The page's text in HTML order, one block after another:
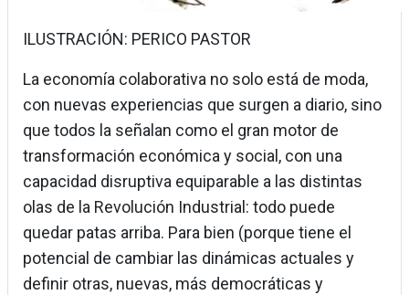
ILUSTRACIÓN: PERICO PASTOR
La economía colaborativa no solo está de moda,
con nuevas experiencias que surgen a diario, sino
que todos la señalan como el gran motor de
transformación económica y social, con una
capacidad disruptiva equiparable a las distintas
olas de la Revolución Industrial: todo puede
quedar patas arriba. Para bien (porque tiene el
potencial de cambiar las dinámicas actuales y
definir otras, nuevas, más democráticas y